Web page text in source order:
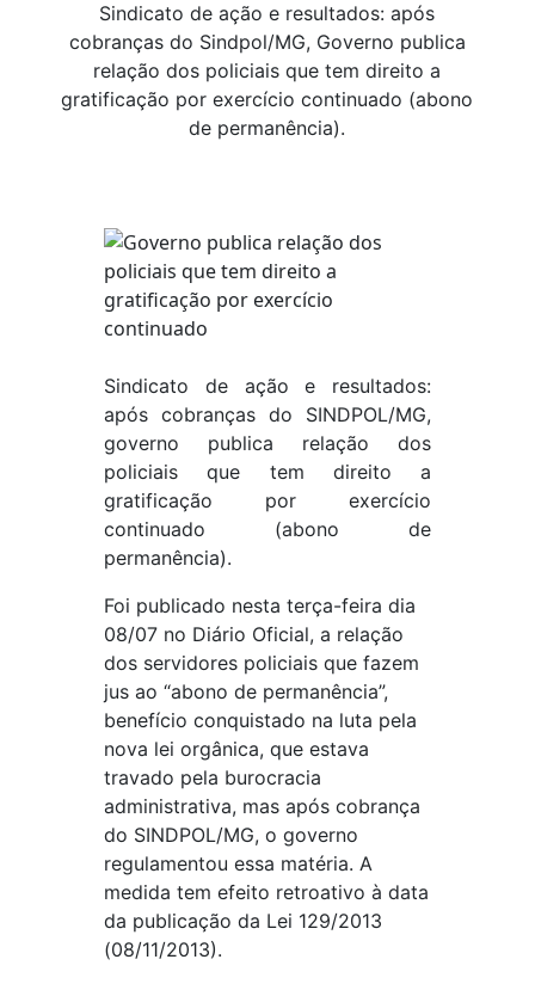
Sindicato de ação e resultados: após
cobranças do Sindpol/MG, Governo publica
relação dos policiais que tem direito a
gratificação por exercício continuado (abono
de permanência).
Sindicato de ação e resultados:
após cobranças do SINDPOL/MG,
governo publica relação dos
policiais que tem direito a
gratificação por exercício
continuado (abono de
permanência).
Foi publicado nesta terça-feira dia
08/07 no Diário Oficial, a relação
dos servidores policiais que fazem
jus ao “abono de permanência”,
benefício conquistado na luta pela
nova lei orgânica, que estava
travado pela burocracia
administrativa, mas após cobrança
do SINDPOL/MG, o governo
regulamentou essa matéria. A
medida tem efeito retroativo à data
da publicação da Lei 129/2013
(08/11/2013).